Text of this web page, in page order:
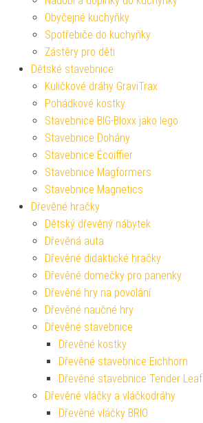
Obyčejné kuchyňky
Spotřebiče do kuchyňky
Zástěry pro děti
Dětské stavebnice
Kuličkové dráhy GraviTrax
Pohádkové kostky
Stavebnice BIG-Bloxx jako lego
Stavebnice Dohány
Stavebnice Écoiffier
Stavebnice Magformers
Stavebnice Magnetics
Dřevěné hračky
Dětský dřevěný nábytek
Dřevěná auta
Dřevěné didaktické hračky
Dřevěné domečky pro panenky
Dřevěné hry na povolání
Dřevěné naučné hry
Dřevěné stavebnice
Dřevěné kostky
Dřevěné stavebnice Eichhorn
Dřevěné stavebnice Tender Leaf
Dřevěné vláčky a vláčkodráhy
Dřevěné vláčky BRIO